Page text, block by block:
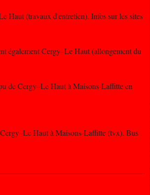
Haut (travaux d'entretien). Infos sur les sites
également Cergy–Le Haut (allongement du
de Cergy–Le Haut à Maisons-Laffitte en
Haut à Maisons-Laffitte (tvx). Bus